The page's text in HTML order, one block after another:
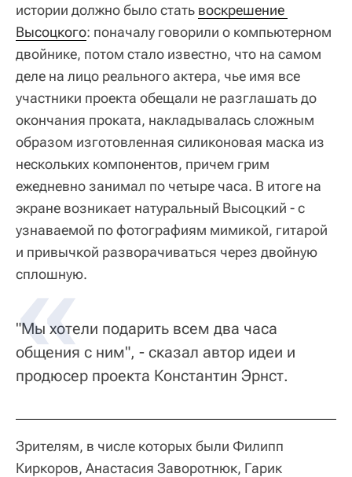
истории должно было стать воскрешение
Высоцкого: поначалу говорили о компьютерном
двойнике, потом стало известно, что на самом
деле на лицо реального актера, чье имя все
участники проекта обещали не разглашать до
окончания проката, накладывалась сложным
образом изготовленная силиконовая маска из
нескольких компонентов, причем грим
ежедневно занимал по четыре часа. В итоге на
экране возникает натуральный Высоцкий - с
узнаваемой по фотографиям мимикой, гитарой
и привычкой разворачиваться через двойную
сплошную.
"Мы хотели подарить всем два часа
общения с ним", - сказал автор идеи и
продюсер проекта Константин Эрнст.
Зрителям, в числе которых были Филипп
Киркоров, Анастасия Заворотнюк, Гарик